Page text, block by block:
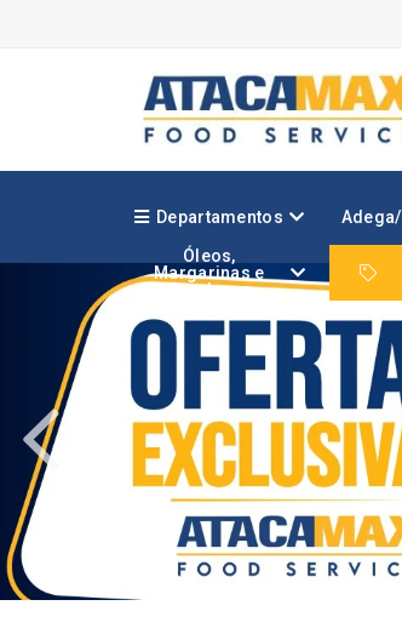
Departamentos
Óleos,
Margarinas e
Gorduras